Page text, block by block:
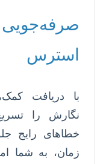
استرس
با دریافت
نگارش را
خطاهای رایج
زمان، به شما